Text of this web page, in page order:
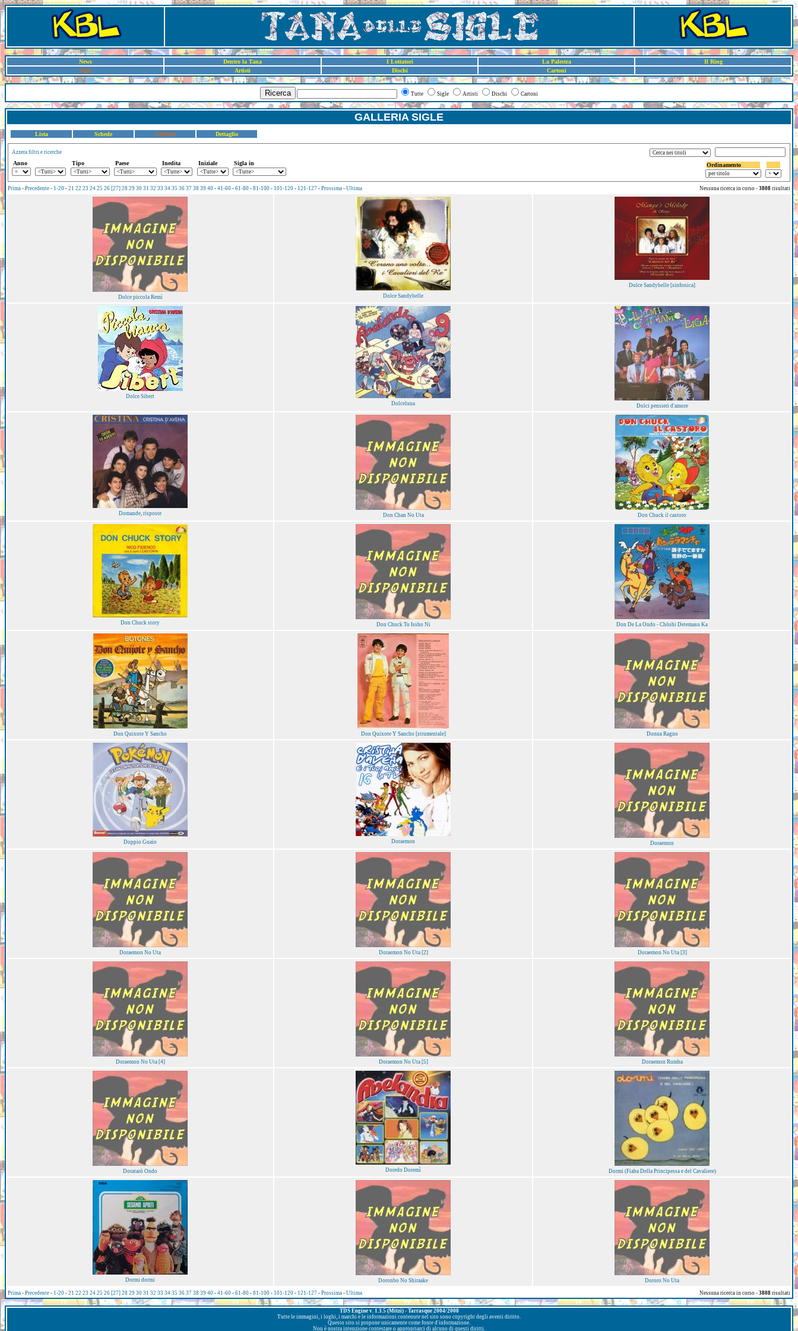
News Dentro la Tana I Lottatori La Palestra
Il Ring
Sigle
Artisti Dischi Cartoni
Ricerca Tutte Sigle Artisti Dischi Cartoni
GALLERIA SIGLE
Lista Schede Galleria Dettaglio
Azzera filtri e ricerche
Anno Tipo Paese Inedita Iniziale Sigla in Ordinamento
Prima - Precedente - 1-20 - 21 22 23 24 25 26 [27] 28 29 30 31 32 33 34 35 36 37 38 39 40 - 41-60 - 61-80 - 81-100 - 101-120 - 121-127 - Prossima - Ultima Nessuna ricerca in corso - 3808 risultati
Dolce piccola Remì Dolce Sandybelle
Dolce Sandybelle [sinfonica]
Dolce Sibert
Dolceluna
Dolci pensieri d'amore
Domande, risposte Don Chan No Uta Don Chuck il castoro
Don Chuck story Don Chuck To Issho Ni Don De La Ondo - Chōshi Detemasu Ka
Don Quixote Y Sancho Don Quixote Y Sancho [strumentale] Donna Ragno
Doppio Guaio Doraemon Doraemon
Doraemon No Uta Doraemon No Uta [2] Doraemon No Uta [3]
Doraemon No Uta [4] Doraemon No Uta [5] Doraemon Rumba
Doratarō Ondo Doredo Doremì Dormi (Fiaba Della Principessa e del Cavaliere)
Dormi dormi Doronbo No Shiraake Dororo No Uta
Prima - Precedente - 1-20 - 21 22 23 24 25 26 [27] 28 29 30 31 32 33 34 35 36 37 38 39 40 - 41-60 - 61-80 - 81-100 - 101-120 - 121-127 - Prossima - Ultima Nessuna ricerca in corso - 3808 risultati
TDS Engine v. 1.3.5 (Mitzi) - Tarrasque 2004/2008
Tutte le immagini, i loghi, i marchi e le informazioni contenute nel sito sono copyright degli aventi diritto.
Questo sito si propone unicamente come fonte d'informazione.
Non è nostra intenzione contestare o appropriarci di alcuno di questi diritti.